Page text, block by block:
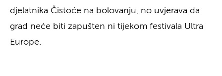
djelatnika Čistoće na bolovanju, no uvjerava da
grad neće biti zapušten ni tijekom festivala Ultra
Europe.